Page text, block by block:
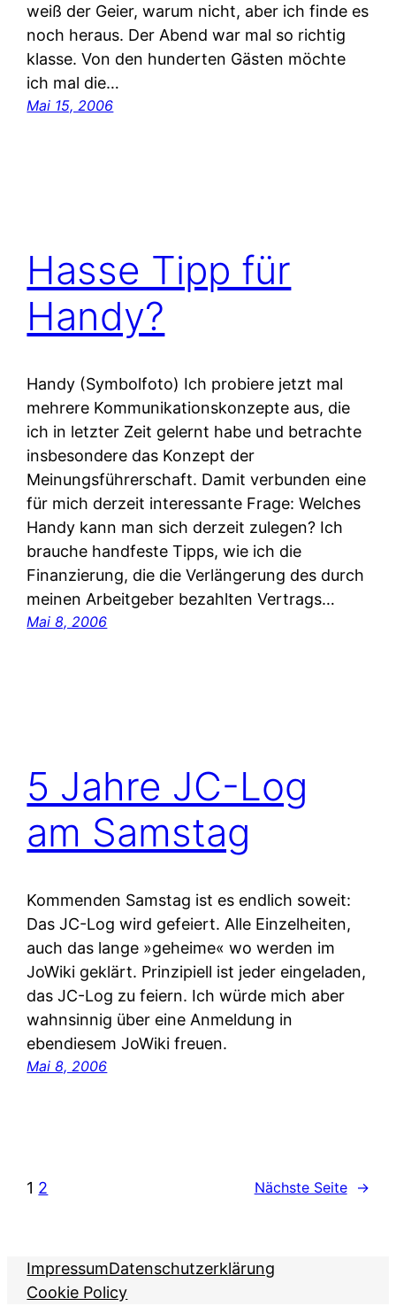
weiß der Geier, warum nicht, aber ich finde es
noch heraus. Der Abend war mal so richtig
klasse. Von den hunderten Gästen möchte
ich mal die…
Mai 15, 2006
Hasse Tipp für
Handy?
Handy (Symbolfoto) Ich probiere jetzt mal
mehrere Kommunikationskonzepte aus, die
ich in letzter Zeit gelernt habe und betrachte
insbesondere das Konzept der
Meinungsführerschaft. Damit verbunden eine
für mich derzeit interessante Frage: Welches
Handy kann man sich derzeit zulegen? Ich
brauche handfeste Tipps, wie ich die
Finanzierung, die die Verlängerung des durch
meinen Arbeitgeber bezahlten Vertrags…
Mai 8, 2006
5 Jahre JC-Log
am Samstag
Kommenden Samstag ist es endlich soweit:
Das JC-Log wird gefeiert. Alle Einzelheiten,
auch das lange »geheime« wo werden im
JoWiki geklärt. Prinzipiell ist jeder eingeladen,
das JC-Log zu feiern. Ich würde mich aber
wahnsinnig über eine Anmeldung in
ebendiesem JoWiki freuen.
Mai 8, 2006
1 2 Nächste Seite →
ImpressumDatenschutzerklärung
Cookie Policy